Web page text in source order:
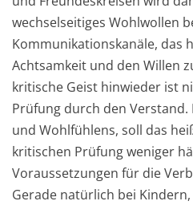
wechselseitiges Wohlwollen
Kommunikationskanäle, das
Achtsamkeit und den Willen
kritische Geist hinwieder ist
Prüfung durch den Verstand.
und Wohlfühlens, soll das
kritischen Prüfung weniger
Voraussetzungen für die
Gerade natürlich bei